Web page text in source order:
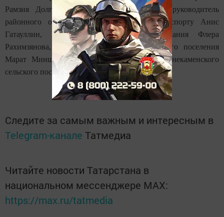
Рамзия Долгополова и Марат Аглиуллин, руководитель
районного отдела по делам молодежи и спорту Анис
Гатауллин, из районного отдела образования Флера
Рахимзянова, глава Карамышевского сельского поселения
Марат Миншин, сотрудница исполкома Верхнекаменского
сельского поселения Гульназ Муксинова.
Следите за самым важным и интересным в
Telegram-канале Татмедиа
Читайте новости Татарстана в
национальном мессенджере MАХ:
https://max.ru/tatmedia